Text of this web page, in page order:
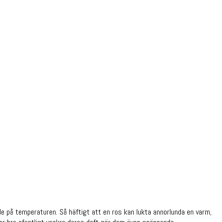
temperaturen. Så häftigt att en ros kan lukta annorlunda en varm,